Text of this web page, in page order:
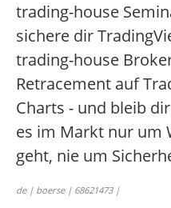
trading-house
sichere dir
trading-house
Retracement auf
Charts - und bleib
es im Markt nur um
geht, nie um
de | boerse | 68621473 |